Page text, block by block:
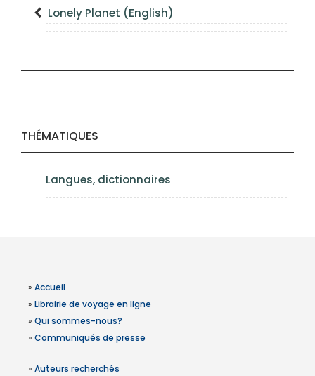
Lonely Planet (English)
THÉMATIQUES
Langues, dictionnaires
» Accueil
» Librairie de voyage en ligne
» Qui sommes-nous?
» Communiqués de presse
» Auteurs recherchés